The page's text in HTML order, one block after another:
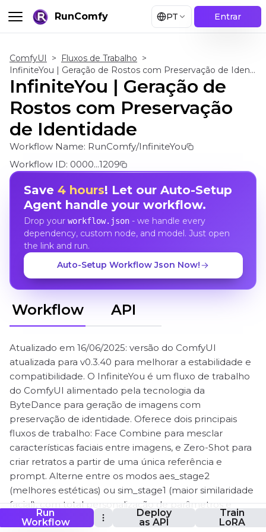
RunComfy PT Entrar
Run
Workflow
Deploy
as API
Train
LoRA
ComfyUI > Fluxos de Trabalho >
InfiniteYou | Geração de Rostos com Preservação de Identidade
InfiniteYou | Geração de
Rostos com Preservação
de Identidade
Workflow Name: RunComfy/InfiniteYou
Workflow ID: 0000...1209
Save 4 hours! Let our Auto-Setup
Agent handle your workflow.
Drop your workflow.json- we handle every
dependency, custom node, and model. Just open
the link and run.
Auto-Setup Workflow Json Now!
Workflow API
Atualizado em 16/06/2025: versão do ComfyUI
atualizada para v0.3.40 para melhorar a estabilidade e
compatibilidade. O InfiniteYou é um fluxo de trabalho
do ComfyUI alimentado pela tecnologia da
ByteDance para geração de imagens com
preservação de identidade. Oferece dois principais
fluxos de trabalho: Face Combine para mesclar
características faciais entre imagens, e Zero-Shot para
criar retratos a partir de uma única referência e
prompt. Alterne entre os modos aes_stage2
(melhores estéticas) ou sim_stage1 (maior similaridade
facial), com total personalização de parâmetros e
suporte opcional a LoRA.